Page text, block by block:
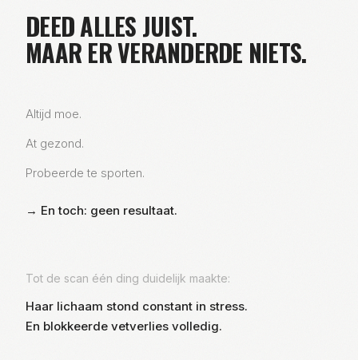
DEED ALLES JUIST.
MAAR ER VERANDERDE NIETS.
Altijd moe.
At gezond.
Probeerde te sporten.
→ En toch: geen resultaat.
Tot de scan één ding duidelijk maakte:
Haar lichaam stond constant in stress.
En blokkeerde vetverlies volledig.